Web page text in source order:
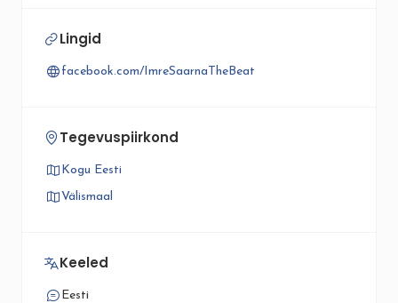
Lingid
facebook.com/ImreSaarnaTheBeat
Tegevuspiirkond
Kogu Eesti
Välismaal
Keeled
Eesti